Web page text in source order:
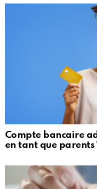
Compte bancaire
en tant que parents